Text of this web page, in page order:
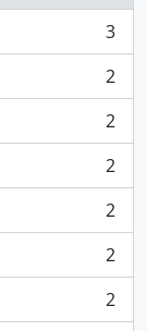
3
2
2
2
2
2
2